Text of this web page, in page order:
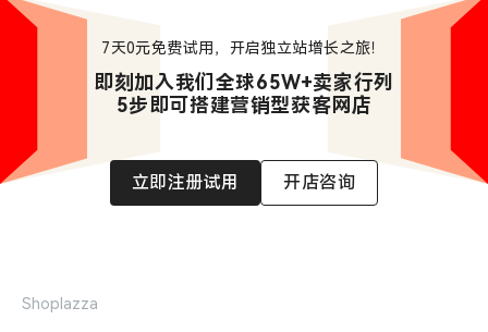
7天0元免费试用，开启独立站增长之旅！
即刻加入我们全球65W+卖家行列
5步即可搭建营销型获客网店
立即注册试用 开店咨询
Shoplazza